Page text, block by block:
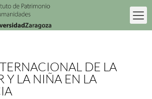
DE LA
Y LA NIÑA EN LA